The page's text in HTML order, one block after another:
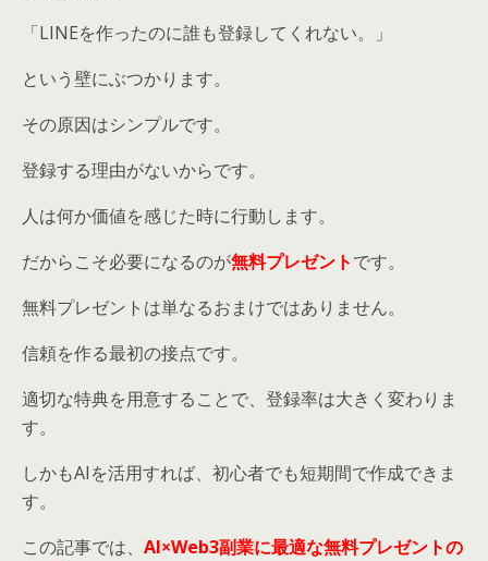
「LINEを作ったのに誰も登録してくれない。」
という壁にぶつかります。
その原因はシンプルです。
登録する理由がないからです。
人は何か価値を感じた時に行動します。
だからこそ必要になるのが無料プレゼントです。
無料プレゼントは単なるおまけではありません。
信頼を作る最初の接点です。
適切な特典を用意することで、登録率は大きく変わりま
す。
しかもAIを活用すれば、初心者でも短期間で作成できま
す。
この記事では、 AI×Web3副業に最適な無料プレゼントの